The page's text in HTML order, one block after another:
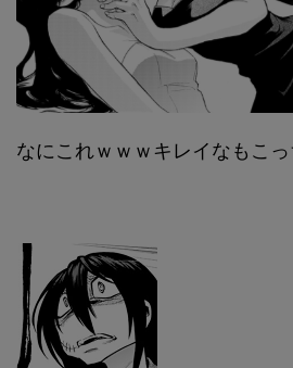
なにこれｗｗｗキレイなもこ